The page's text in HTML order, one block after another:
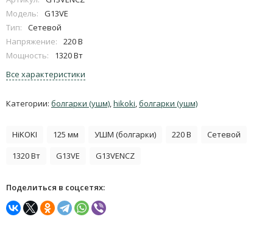
Модель:
G13VE
Тип:
Сетевой
Напряжение:
220 В
Мощность:
1320 Вт
Все характеристики
Категории: болгарки (ушм),hikoki,болгарки (ушм)
HiKOKI 125 мм УШМ (болгарки) 220 В
Сетевой
1320 Вт
G13VE G13VENCZ
Поделиться в соцсетях: